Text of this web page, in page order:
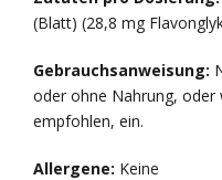
(Blatt) (28,8 mg
Gebrauchsanweisung:
oder ohne Nahrung, oder
empfohlen, ein.
Allergene: Keine